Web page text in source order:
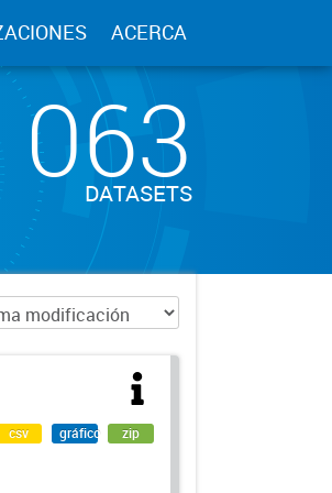
ACERCA
063
DATASETS
csv gráfico zip